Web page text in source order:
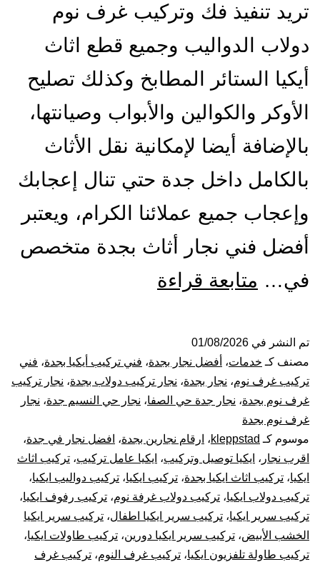
تريد تنفيذ فك وتركيب غرف نوم
دولاب الدواليب وجميع قطع اثاث
أيكيا الستائر المطابخ وكذلك تصليح
الأوكر والكوالين والأبواب وصيانتها،
بالإضافة أيضا لإمكانية نقل الأثاث
بالكامل داخل جدة حتي تنال إعجابك
وإعجاب جميع عملائنا الكرام، ويعتبر
أفضل فني نجار أثاث بجدة متخصص
في… متابعة قراءة
|
فك
وتركيب
غرف
دولاب
تم النشر في 01/08/2026
مصنف كـ خدمات، أفضل نجار بجدة، فني تركيب أيكيا بجدة، فني
تركيب غرف نوم، نجار بجدة، نجار تركيب دولاب بجدة، نجار تركيب
غرف نوم بجدة، نجار جدة حي الصفا، نجار حي النسيم جدة، نجار
غرف نوم بجدة
موسوم كـ kleppstad، ارقام نجارين بجدة، افضل نجار في جدة،
اقرب نجار ، ايكيا توصيل وتركيب، ايكيا عامل تركيب، تركيب اثاث
ايكيا، تركيب اثاث ايكيا بجدة، تركيب ايكيا، تركيب دواليب ايكيا،
تركيب دولاب ايكيا، تركيب دولاب غرفة نوم، تركيب رفوف ايكيا،
تركيب سرير ايكيا، تركيب سرير ايكيا اطفال، تركيب سرير ايكيا
الخشب الأبيض، تركيب سرير ايكيا دورين، تركيب طاولات ايكيا،
تركيب طاولة تلفزيون ايكيا، تركيب غرف النوم، تركيب غرف